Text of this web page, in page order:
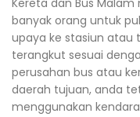
Kereta dan Bus
banyak orang untuk
upaya ke stasiun atau
terangkut sesuai
perusahan bus atau
daerah tujuan, anda
menggunakan